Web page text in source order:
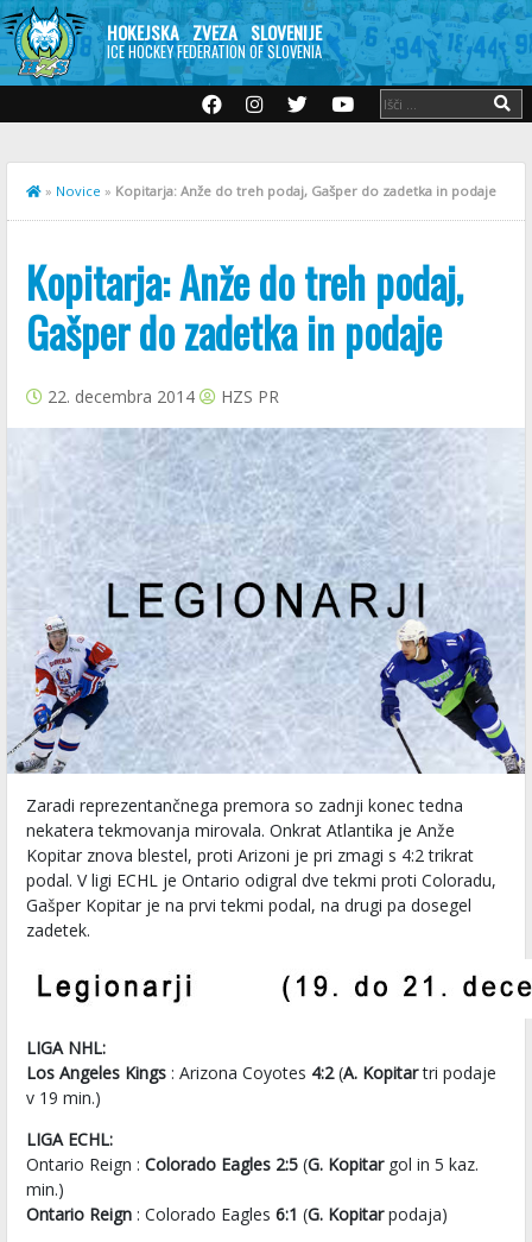
HOKEJSKA ZVEZA SLOVENIJE
ICE HOCKEY FEDERATION OF SLOVENIA
» Novice » Kopitarja: Anže do treh podaj, Gašper do zadetka in podaje
Kopitarja: Anže do treh podaj,
Gašper do zadetka in podaje
22. decembra 2014 HZS PR
Zaradi reprezentančnega premora so zadnji konec tedna
nekatera tekmovanja mirovala. Onkrat Atlantika je Anže
Kopitar znova blestel, proti Arizoni je pri zmagi s 4:2 trikrat
podal. V ligi ECHL je Ontario odigral dve tekmi proti Coloradu,
Gašper Kopitar je na prvi tekmi podal, na drugi pa dosegel
zadetek.
LIGA NHL:
Los Angeles Kings : Arizona Coyotes 4:2(A. Kopitartri podaje
v 19 min.)
LIGA ECHL:
Ontario Reign : Colorado Eagles 2:5 (G. Kopitargol in 5 kaz.
min.)
Ontario Reign : Colorado Eagles 6:1 (G. Kopitarpodaja)